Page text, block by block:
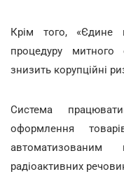
Крім того, «Єдине
процедуру
знизить корупційні
Система
оформлення
радіоактивних